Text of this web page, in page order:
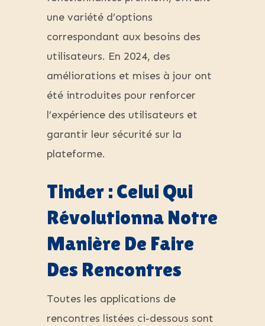
une variété d’options
correspondant aux besoins des
utilisateurs. En 2024, des
améliorations et mises à jour ont
été introduites pour renforcer
l’expérience des utilisateurs et
garantir leur sécurité sur la
plateforme.
Tinder : Celui Qui
Révolutionna Notre
Manière De Faire
Des Rencontres
Toutes les applications de
rencontres listées ci-dessous sont